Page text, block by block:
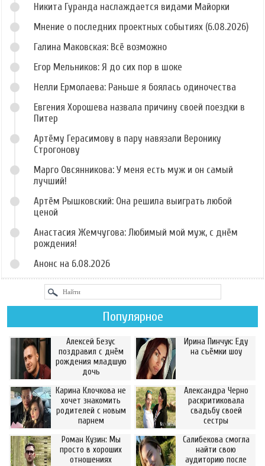
Никита Гуранда наслаждается видами Майорки
Мнение о последних проектных событиях (6.08.2026)
Галина Маковская: Всё возможно
Егор Мельников: Я до сих пор в шоке
Нелли Ермолаева: Раньше я боялась одиночества
Евгения Хорошева назвала причину своей поездки в
Питер
Артёму Герасимову в пару навязали Веронику
Строгонову
Марго Овсянникова: У меня есть муж и он самый
лучший!
Артём Рышковский: Она решила выиграть любой
ценой
Анастасия Жемчугова: Любимый мой муж, с днём
рождения!
Анонс на 6.08.2026
Популярное
Алексей Безус
поздравил с днём
рождения младшую
дочь
Ирина Пинчук: Еду
на съёмки шоу
Карина Клочкова не
хочет знакомить
родителей с новым
парнем
Александра Черно
раскритиковала
свадьбу своей
сестры
Роман Кузин: Мы
просто в хороших
отношениях
Салибекова смогла
найти свою
аудиторию после